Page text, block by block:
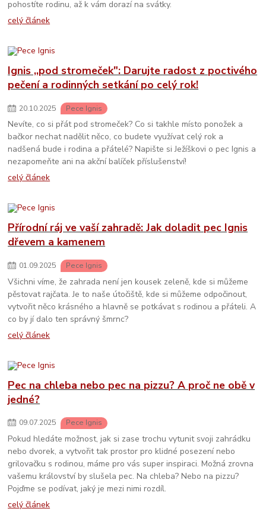
pohostíte rodinu, až k vám dorazí na svátky.
celý článek
Ignis ,,pod stromeček": Darujte radost z poctivého
pečení a rodinných setkání po celý rok!
20.10.2025 Pece Ignis
Nevíte, co si přát pod stromeček? Co si takhle místo ponožek a
bačkor nechat nadělit něco, co budete využívat celý rok a
nadšená bude i rodina a přátelé? Napište si Ježíškovi o pec Ignis a
nezapomeňte ani na akční balíček příslušenství!
celý článek
Přírodní ráj ve vaší zahradě: Jak doladit pec Ignis
dřevem a kamenem
01.09.2025 Pece Ignis
Všichni víme, že zahrada není jen kousek zeleně, kde si můžeme
pěstovat rajčata. Je to naše útočiště, kde si můžeme odpočinout,
vytvořit něco krásného a hlavně se potkávat s rodinou a přáteli. A
co by jí dalo ten správný šmrnc?
celý článek
Pec na chleba nebo pec na pizzu? A proč ne obě v
jedné?
09.07.2025 Pece Ignis
Pokud hledáte možnost, jak si zase trochu vytunit svoji zahrádku
nebo dvorek, a vytvořit tak prostor pro klidné posezení nebo
grilovačku s rodinou, máme pro vás super inspiraci. Možná zrovna
vašemu království by slušela pec. Na chleba? Nebo na pizzu?
Pojďme se podívat, jaký je mezi nimi rozdíl.
celý článek